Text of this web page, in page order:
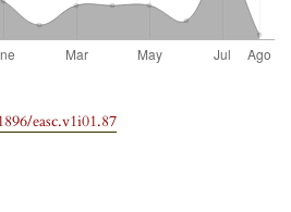
easc.v1i01.87